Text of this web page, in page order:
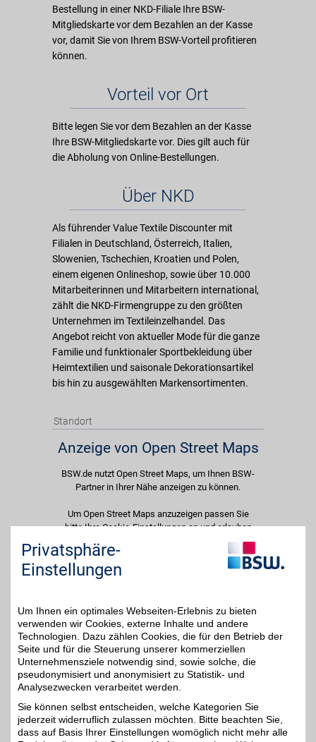
Bestellung in einer NKD-Filiale Ihre BSW-
Mitgliedskarte vor dem Bezahlen an der Kasse
vor, damit Sie von Ihrem BSW-Vorteil profitieren
können.
Vorteil vor Ort
Bitte legen Sie vor dem Bezahlen an der Kasse
Ihre BSW-Mitgliedskarte vor. Dies gilt auch für
die Abholung von Online-Bestellungen.
Über NKD
Als führender Value Textile Discounter mit
Filialen in Deutschland, Österreich, Italien,
Slowenien, Tschechien, Kroatien und Polen,
einem eigenen Onlineshop, sowie über 10.000
Mitarbeiterinnen und Mitarbeitern international,
zählt die NKD-Firmengruppe zu den größten
Unternehmen im Textileinzelhandel. Das
Angebot reicht von aktueller Mode für die ganze
Familie und funktionaler Sportbekleidung über
Heimtextilien und saisonale Dekorationsartikel
bis hin zu ausgewählten Markensortimenten.
Standort
Anzeige von Open Street Maps
BSW.de nutzt Open Street Maps, um Ihnen BSW-
Partner in Ihrer Nähe anzeigen zu können.
Um Open Street Maps anzuzeigen passen Sie
bitte Ihre Cookie-Einstellungen an und erlauben
Sie "Externe Inhalte". Diese Auswahl können Sie
jederzeit über die Cookie-Einstellungen im
unteren Seitenbereich ändern.
Adresse
Gustav-Töpfer-Str. 3C
07422 Bad Blankenburg
Filialen in der Nähe
Privatsphäre-
Einstellungen
Um Ihnen ein optimales Webseiten-Erlebnis zu bieten
verwenden wir Cookies, externe Inhalte und andere
Technologien. Dazu zählen Cookies, die für den Betrieb der
Seite und für die Steuerung unserer kommerziellen
Unternehmensziele notwendig sind, sowie solche, die
pseudonymisiert und anonymisiert zu Statistik- und
Analysezwecken verarbeitet werden.
Sie können selbst entscheiden, welche Kategorien Sie
jederzeit widerruflich zulassen möchten. Bitte beachten Sie,
dass auf Basis Ihrer Einstellungen womöglich nicht mehr alle